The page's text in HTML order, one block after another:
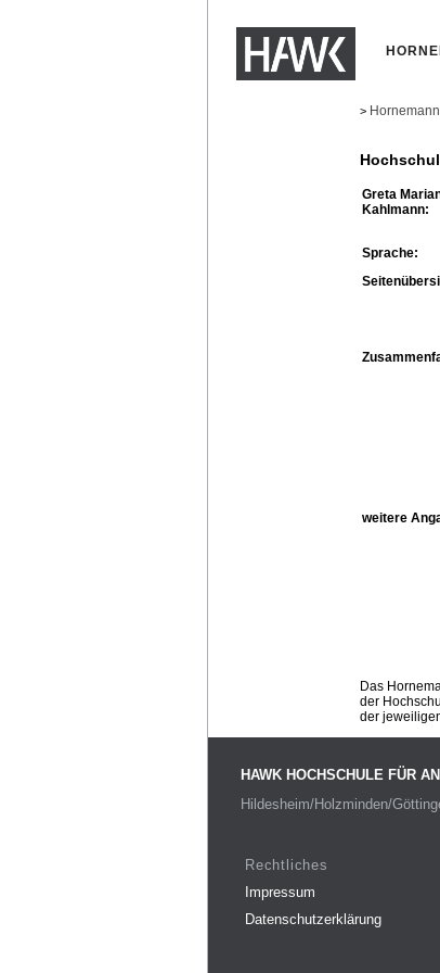
>
Greta
Kahlmann:
Sprache:
weitere
Das
der
der
HAWK HOCHSCHULE FÜR
Hildesheim/Holzminden/
Rechtliches
Impressum
Datenschutzerklärung